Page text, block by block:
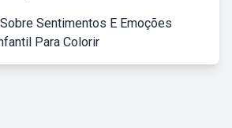
Sentimentos E Emoções
Para Colorir